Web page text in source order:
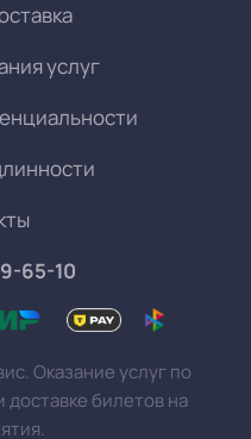
услуг
65-10
Оказание услуг по
билетов на